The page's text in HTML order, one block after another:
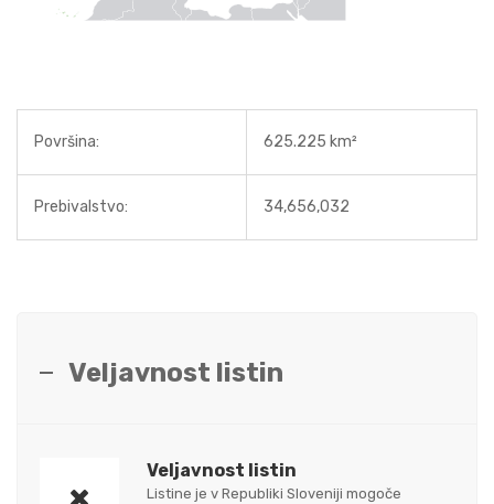
Površina: 625.225 km²
Prebivalstvo: 34,656,032
Veljavnost listin
Veljavnost listin
Listine je v Republiki Sloveniji mogoče